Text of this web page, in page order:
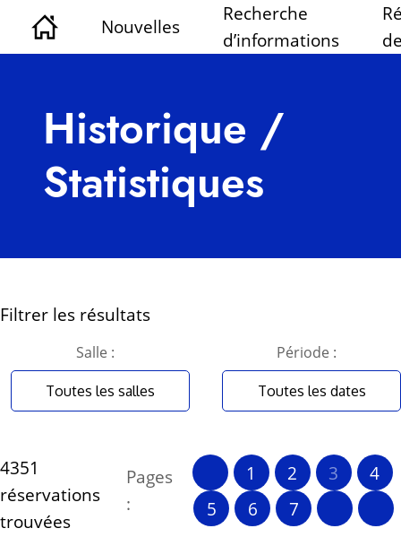
Nouvelles
Recherche
d’informations
Historique /
Statistiques
Filtrer les résultats
Salle :
Toutes les salles
Période :
Toutes les dates
4351
réservations
trouvées
Pages
:
1 2 3
4
5
6 7